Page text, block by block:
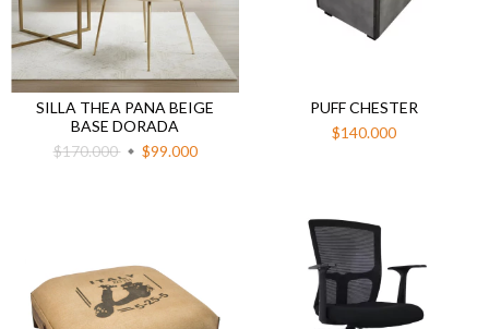
SILLA THEA PANA BEIGE
BASE DORADA
$170.000
$99.000
PUFF CHESTER
$140.000